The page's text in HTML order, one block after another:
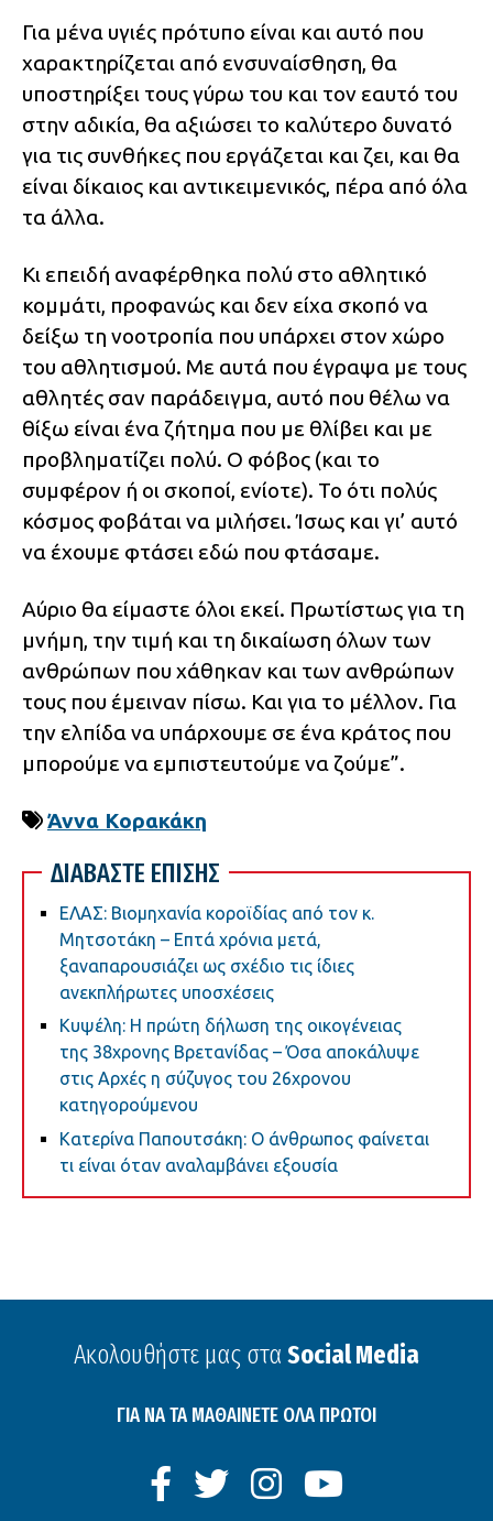
Για μένα υγιές πρότυπο είναι και αυτό που
χαρακτηρίζεται από ενσυναίσθηση, θα
υποστηρίξει τους γύρω του και τον εαυτό του
στην αδικία, θα αξιώσει το καλύτερο δυνατό
για τις συνθήκες που εργάζεται και ζει, και θα
είναι δίκαιος και αντικειμενικός, πέρα από όλα
τα άλλα.
Κι επειδή αναφέρθηκα πολύ στο αθλητικό
κομμάτι, προφανώς και δεν είχα σκοπό να
δείξω τη νοοτροπία που υπάρχει στον χώρο
του αθλητισμού. Με αυτά που έγραψα με τους
αθλητές σαν παράδειγμα, αυτό που θέλω να
θίξω είναι ένα ζήτημα που με θλίβει και με
προβληματίζει πολύ. Ο φόβος (και το
συμφέρον ή οι σκοποί, ενίοτε). Το ότι πολύς
κόσμος φοβάται να μιλήσει. Ίσως και γι’ αυτό
να έχουμε φτάσει εδώ που φτάσαμε.
Αύριο θα είμαστε όλοι εκεί. Πρωτίστως για τη
μνήμη, την τιμή και τη δικαίωση όλων των
ανθρώπων που χάθηκαν και των ανθρώπων
τους που έμειναν πίσω. Και για το μέλλον. Για
την ελπίδα να υπάρχουμε σε ένα κράτος που
μπορούμε να εμπιστευτούμε να ζούμε”.
Άννα Κορακάκη
ΔΙΑΒΑΣΤΕ ΕΠΙΣΗΣ
ΕΛΑΣ: Βιομηχανία κοροϊδίας από τον κ.
Μητσοτάκη – Επτά χρόνια μετά,
ξαναπαρουσιάζει ως σχέδιο τις ίδιες
ανεκπλήρωτες υποσχέσεις
Κυψέλη: Η πρώτη δήλωση της οικογένειας
της 38χρονης Βρετανίδας – Όσα αποκάλυψε
στις Aρχές η σύζυγος του 26χρονου
κατηγορούμενου
Κατερίνα Παπουτσάκη: Ο άνθρωπος φαίνεται
τι είναι όταν αναλαμβάνει εξουσία
Ακολουθήστε μας στα Social Media
ΓΙΑ ΝΑ ΤΑ ΜΑΘΑΙΝΕΤΕ ΟΛΑ ΠΡΩΤΟΙ